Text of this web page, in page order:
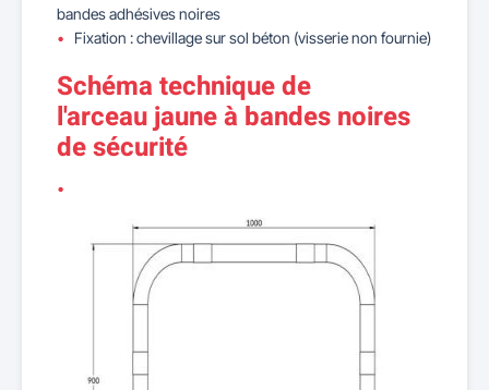
bandes adhésives noires
Fixation : chevillage sur sol béton (visserie non fournie)
Schéma technique de
l'arceau jaune à bandes noires
de sécurité